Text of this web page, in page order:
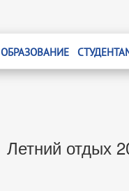
ОБРАЗОВАНИЕ
Летний отдых